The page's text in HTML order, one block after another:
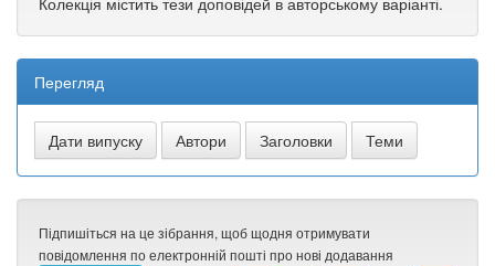
Перегляд
Підпишіться на це зібрання, щоб щодня отримувати
повідомлення по електронній пошті про нові додавання